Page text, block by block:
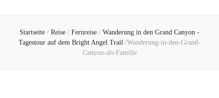
Startseite / Reise / Fernreise / Wanderung in den Grand Canyon -
Tagestour auf dem Bright Angel Trail /Wanderung-in-den-Grand-
Canyon-als-Familie